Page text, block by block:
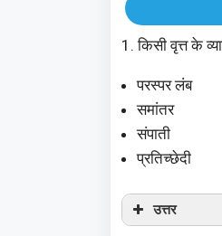
1. किसी वृत्त के
परस्पर लंब
समांतर
संपाती
प्रतिच्छेदी
उत्तर